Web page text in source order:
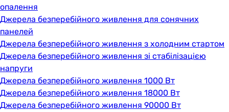
опалення
Джерела безперебійного живлення для сонячних
панелей
Джерела безперебійного живлення з холодним стартом
Джерела безперебійного живлення зі стабілізацією
напруги
Джерела безперебійного живлення 1000 Вт
Джерела безперебійного живлення 18000 Вт
Джерела безперебійного живлення 90000 Вт